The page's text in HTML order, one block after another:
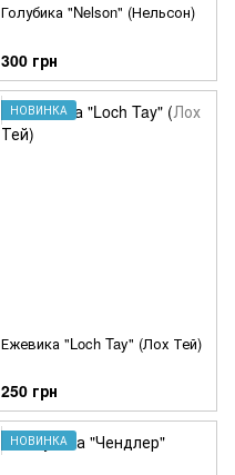
Голубика "Nelson" (Нельсон)
300 грн
НОВИНКА
Ежевика "Loch Tay" (Лох Тей)
250 грн
НОВИНКА